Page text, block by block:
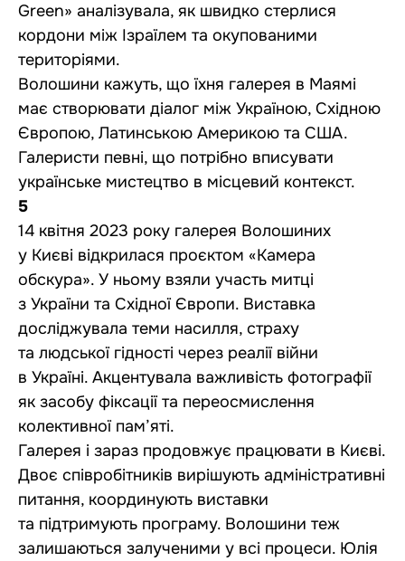
Green» аналізувала, як швидко стерлися
кордони між Ізраїлем та окупованими
територіями.
Волошини кажуть, що їхня галерея в Маямі
має створювати діалог між Україною, Східною
Європою, Латинською Америкою та США.
Галеристи певні, що потрібно вписувати
українське мистецтво в місцевий контекст.
5
14 квітня 2023 року галерея Волошиних
у Києві відкрилася проєктом «Камера
обскура». У ньому взяли участь митці
з України та Східної Європи. Виставка
досліджувала теми насилля, страху
та людської гідності через реалії війни
в Україні. Акцентувала важливість фотографії
як засобу фіксації та переосмислення
колективної пам’яті.
Галерея і зараз продовжує працювати в Києві.
Двоє співробітників вирішують адміністративні
питання, координують виставки
та підтримують програму. Волошини теж
залишаються залученими у всі процеси. Юлія